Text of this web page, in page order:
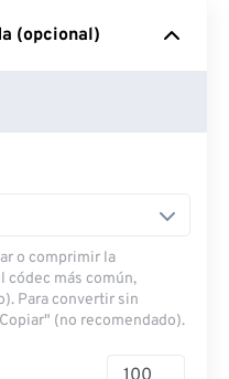
(opcional)
o comprimir la
códec más común,
Para convertir sin
(no recomendado).